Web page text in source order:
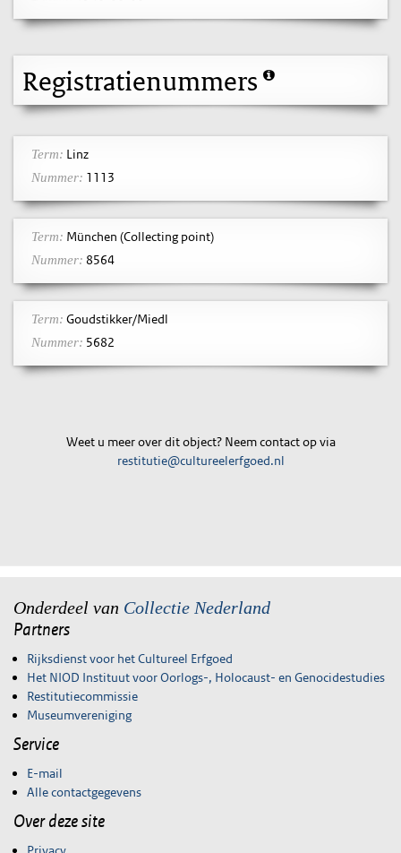
Registratienummers
Term: Linz
Nummer: 1113
Term: München (Collecting point)
Nummer: 8564
Term: Goudstikker/Miedl
Nummer: 5682
Weet u meer over dit object? Neem contact op via
restitutie@cultureelerfgoed.nl
Onderdeel van Collectie Nederland
Partners
Rijksdienst voor het Cultureel Erfgoed
Het NIOD Instituut voor Oorlogs-, Holocaust- en Genocidestudies
Restitutiecommissie
Museumvereniging
Service
E-mail
Alle contactgegevens
Over deze site